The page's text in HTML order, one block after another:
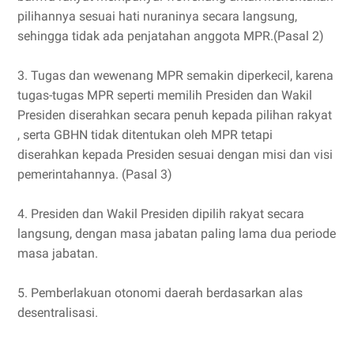
pilihannya sesuai hati nuraninya secara langsung,
sehingga tidak ada penjatahan anggota MPR.(Pasal 2)
3. Tugas dan wewenang MPR semakin diperkecil, karena
tugas-tugas MPR seperti memilih Presiden dan Wakil
Presiden diserahkan secara penuh kepada pilihan rakyat
, serta GBHN tidak ditentukan oleh MPR tetapi
diserahkan kepada Presiden sesuai dengan misi dan visi
pemerintahannya. (Pasal 3)
4. Presiden dan Wakil Presiden dipilih rakyat secara
langsung, dengan masa jabatan paling lama dua periode
masa jabatan.
5. Pemberlakuan otonomi daerah berdasarkan alas
desentralisasi.